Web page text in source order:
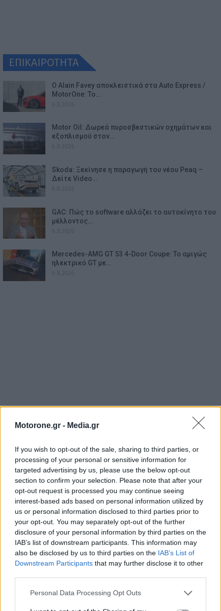
Motorone.gr - Media.gr
If you wish to opt-out of the sale, sharing to third parties, or
processing of your personal or sensitive information for
targeted advertising by us, please use the below opt-out
section to confirm your selection. Please note that after your
opt-out request is processed you may continue seeing
interest-based ads based on personal information utilized by
us or personal information disclosed to third parties prior to
your opt-out. You may separately opt-out of the further
disclosure of your personal information by third parties on the
IAB’s list of downstream participants. This information may
also be disclosed by us to third parties on the IAB’s List of
Downstream Participants that may further disclose it to other
Personal Data Processing Opt Outs
ΕΠΙΚΑΙΡΟΤΗΤΑ
Ο Alain Favey αποκλειστικά στα Auto Express /
MotorOne: Το…
Motor Oil: Δωρεά πυροσβεστικών οχημάτων και
εξοπλισμού στον…
Skoda: Ξεκίνησε η παραγωγή του νέου Peaq –
Δείτε Video…
GAC: Πώς το software αλλάζει το αυτοκίνητο του
μέλλοντος…
Mercedes-AMG GT 53 4-Door Coupe: Το αμιγώς
ηλεκτρικό GT με…
WEBTV